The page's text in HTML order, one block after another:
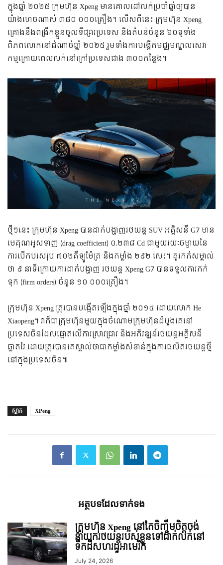
ក្នុងឆ្នាំ ២០២៥ ក្រុមហ៊ុន Xpeng មានគោលដៅលក់ប្រចាំឆ្នាំឲ្យបាន
យ៉ាងហេចណាស់ ៣៨០ ០០០គ្រឿង។ លើសពីនេះ ក្រុមហ៊ុន Xpeng
គ្រោងនឹងពង្រីកខ្លួនចូលទីផ្សារប្រទេស និងតំបន់ចំនួន ៦០ទូទាំង
ពិភពលោកនៅដំណាច់ឆ្នាំ ២០២៥ រួមទាំងការបង្កើតមជ្ឈមណ្ឌលសេវា
កម្មក្រោយពេលលក់នៅក្រៅប្រទេសជាង ៣០០កន្លែង។
ថ្មីៗនេះ ក្រុមហ៊ុន Xpeng បានដាក់បង្ហាញរថយន្ត SUV អគ្គិសនី G7 មាន
មេគុណអូសទាញ (drag coefficient) ០.២៣៨ Cd ជាមួយរយៈចម្ងាយនៃ
ការបើកបរសរុប ៧០២គីឡូម៉ែត្រ និងកម្លាំង ២៩២ សេះ។ គួរ​កត់​សម្គាល់​
ថា ៩ នាទី​ក្រោយ​ការ​ដាក់​បង្ហាញ រថយន្ត Xpeng G7 បានទទួលការកក់
ទុក (firm orders) ចំនួន ១០ ០០០គ្រឿង។
ក្រុមហ៊ុន Xpeng ត្រូវបានបង្កើតឡើងក្នុងឆ្នាំ ២០១៤ ដោយលោក He
Xiaopeng។ វាក៏​ជាក្រុមហ៊ុនមួយក្នុងចំណោមក្រុមហ៊ុនដំបូងគេនៅ
ប្រទេសចិនដែលផ្តោតលើការស្រាវជ្រាវ និងអភិវឌ្ឍន៍រថយន្តអគ្គិសនី
ឆ្លាតវៃ ដោយត្រូវបានគេស្គាល់ថាជាកម្លាំងសំខាន់ក្នុងការផលិតរថយន្តថ្មី
នៅក្នុងប្រទេសចិន៕
ស្លាក XPeng
អត្ថបទ​ដែល​ទាក់ទង
ក្រុមហ៊ុន Xpeng នៅតែចិញ្ចឹមចិត្តចង់
នាំយករថយន្ដរបស់ខ្លួនទៅដាក់លក់នៅ
ទឹកដីសហរដ្ឋអាមេរិក
July 24, 2026